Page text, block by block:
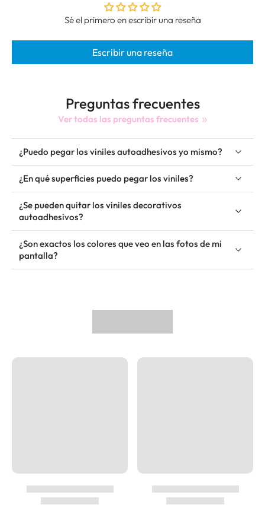
Sé el primero en escribir una reseña
Escribir una reseña
Preguntas frecuentes
Ver todas las preguntas frecuentes
¿Puedo pegar los viniles autoadhesivos yo mismo?
¿En qué superficies puedo pegar los viniles?
¿Se pueden quitar los viniles decorativos
autoadhesivos?
¿Son exactos los colores que veo en las fotos de mi
pantalla?